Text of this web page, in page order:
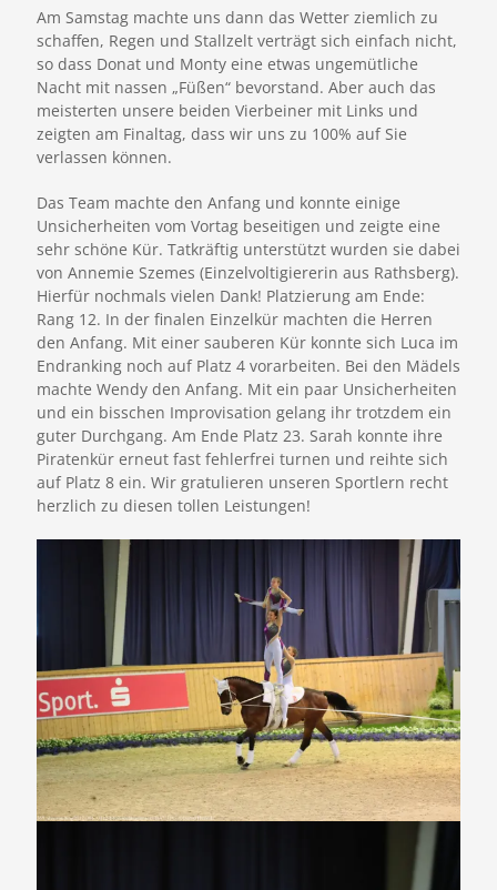
Am Samstag machte uns dann das Wetter ziemlich zu
schaffen, Regen und Stallzelt verträgt sich einfach nicht,
so dass Donat und Monty eine etwas ungemütliche
Nacht mit nassen „Füßen“ bevorstand. Aber auch das
meisterten unsere beiden Vierbeiner mit Links und
zeigten am Finaltag, dass wir uns zu 100% auf Sie
verlassen können.
Das Team machte den Anfang und konnte einige
Unsicherheiten vom Vortag beseitigen und zeigte eine
sehr schöne Kür. Tatkräftig unterstützt wurden sie dabei
von Annemie Szemes (Einzelvoltigiererin aus Rathsberg).
Hierfür nochmals vielen Dank! Platzierung am Ende:
Rang 12. In der finalen Einzelkür machten die Herren
den Anfang. Mit einer sauberen Kür konnte sich Luca im
Endranking noch auf Platz 4 vorarbeiten. Bei den Mädels
machte Wendy den Anfang. Mit ein paar Unsicherheiten
und ein bisschen Improvisation gelang ihr trotzdem ein
guter Durchgang. Am Ende Platz 23. Sarah konnte ihre
Piratenkür erneut fast fehlerfrei turnen und reihte sich
auf Platz 8 ein. Wir gratulieren unseren Sportlern recht
herzlich zu diesen tollen Leistungen!